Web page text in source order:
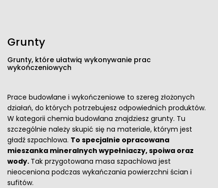
Grunty
Grunty, które ułatwią wykonywanie prac
wykończeniowych
Prace budowlane i wykończeniowe to szereg złożonych
działań, do których potrzebujesz odpowiednich produktów.
W kategorii chemia budowlana znajdziesz grunty. Tu
szczególnie należy skupić się na materiale, którym jest
gładź szpachlowa. To specjalnie opracowana
mieszanka mineralnych wypełniaczy, spoiwa oraz
wody. Tak przygotowana masa szpachlowa jest
nieoceniona podczas wykańczania powierzchni ścian i
sufitów.